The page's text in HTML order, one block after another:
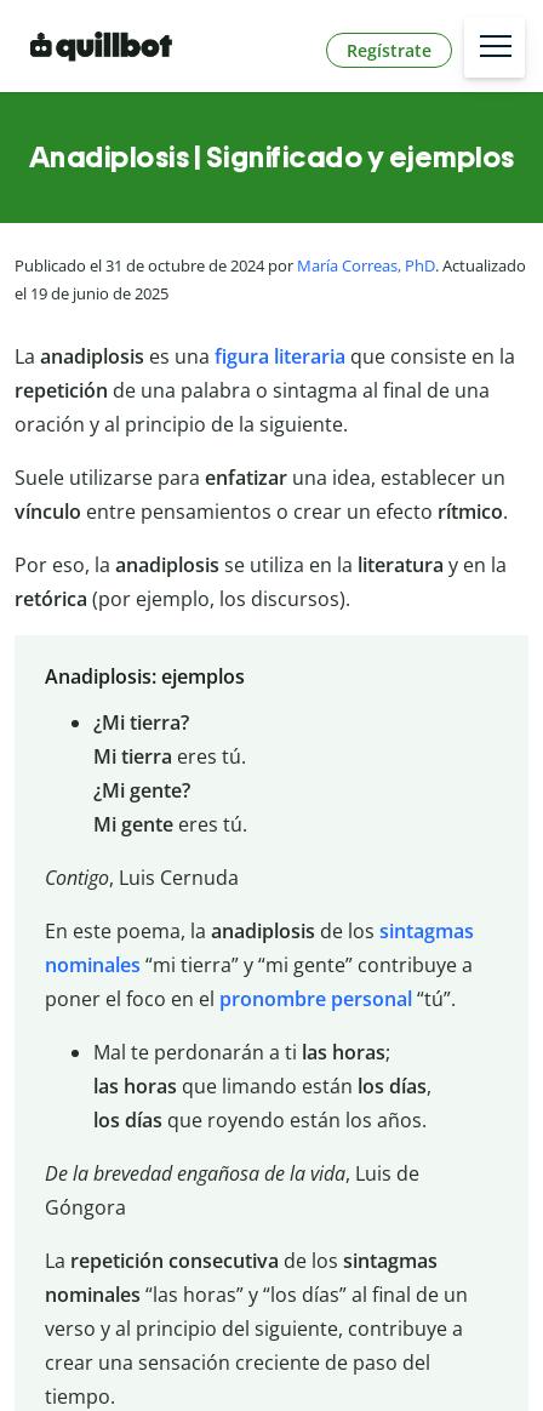
Regístrate
Anadiplosis | Significado y ejemplos
Publicado el 31 de octubre de 2024 por María Correas, PhD. Actualizado
el 19 de junio de 2025
La anadiplosis es una figura literaria que consiste en la
repetición de una palabra o sintagma al final de una
oración y al principio de la siguiente.
Suele utilizarse para enfatizar una idea, establecer un
vínculo entre pensamientos o crear un efecto rítmico.
Por eso, la anadiplosis se utiliza en la literatura y en la
retórica (por ejemplo, los discursos).
Anadiplosis: ejemplos
¿Mi tierra?
Mi tierra eres tú.
¿Mi gente?
Mi genteeres tú.
Contigo, Luis Cernuda
En este poema, la anadiplosis de los sintagmas
nominales “mi tierra” y “mi gente” contribuye a
poner el foco en el pronombre personal“tú”.
Mal te perdonarán a ti las horas;
las horas que limando están los días,
los días que royendo están los años.
De la brevedad engañosa de la vida, Luis de
Góngora
La repetición consecutiva de los sintagmas
nominales “las horas” y “los días” al final de un
verso y al principio del siguiente, contribuye a
crear una sensación creciente de paso del
tiempo.